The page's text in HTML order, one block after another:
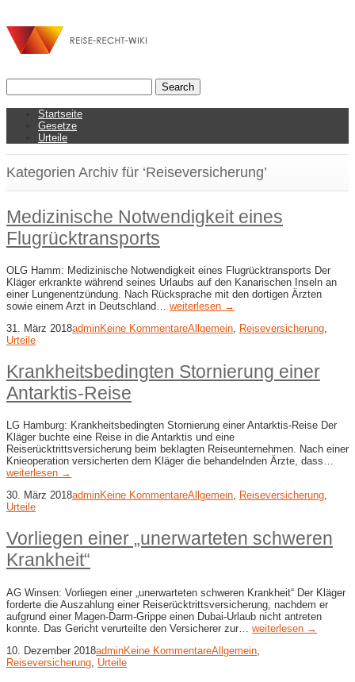
Startseite
Gesetze
Urteile
Kategorien Archiv für ‘Reiseversicherung’
Medizinische Notwendigkeit eines
Flugrücktransports
OLG Hamm: Medizinische Notwendigkeit eines Flugrücktransports Der
Kläger erkrankte während seines Urlaubs auf den Kanarischen Inseln an
einer Lungenentzündung. Nach Rücksprache mit den dortigen Ärzten
sowie einem Arzt in Deutschland… weiterlesen →
31. März 2018adminKeine KommentareAllgemein, Reiseversicherung,
Urteile
Krankheitsbedingten Stornierung einer
Antarktis-​Reise
LG Hamburg: Krankheitsbedingten Stornierung einer Antarktis-​Reise Der
Kläger buchte eine Reise in die Antarktis und eine
Reiserücktrittsversicherung beim beklagten Reiseunternehmen. Nach einer
Knieoperation versicherten dem Kläger die behandelnden Ärzte, dass…
weiterlesen →
30. März 2018adminKeine KommentareAllgemein, Reiseversicherung,
Urteile
Vorliegen einer „unerwarteten schweren
Krankheit“
AG Winsen: Vorliegen einer „unerwarteten schweren Krankheit“ Der Kläger
forderte die Auszahlung einer Reiserücktrittsversicherung, nachdem er
aufgrund einer Magen-Darm-Grippe einen Dubai-Urlaub nicht antreten
konnte. Das Gericht verurteilte den Versicherer zur… weiterlesen →
10. Dezember 2018adminKeine KommentareAllgemein
Reiseversicherung Urteile